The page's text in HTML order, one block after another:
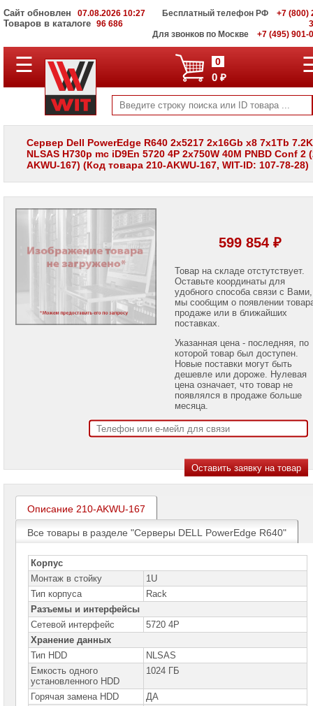
Сайт обновлен 07.08.2026 10:27
Товаров в каталоге 96 686
Бесплатный телефон РФ
+7 (800)
Для звонков по Москве
+7 (495) 901-
ПОЛНЫЙ
КАТАЛОГ
Корпоративные
серверы
WIT
Системы
хранения
данных
Мониторы
LCD
панели
проекторов
Принтеры
Серверы
Brand
Серверы
Huawei
Серверы
DELL
Серверы
DELL
PowerEdge
в
корпусе
Tower
☰ 0
0 ₽
Сервер Dell PowerEdge R640 2x5217 2x16Gb x8 7x1Tb
NLSAS H730p mc iD9En 5720 4P 2x750W 40M PNBD Conf 2
AKWU-167) (Код товара 210-AKWU-167, WIT-ID: 107-78-28)
599 854 ₽
Товар на складе отстутствует.
Оставьте координаты для
удобного способа связи с Вами,
мы сообщим о появлении
продаже или в ближайших
поставках.
Указанная цена - последняя, по
которой товар был доступен.
Новые поставки могут быть
дешевле или дороже. Нулевая
цена означает, что товар не
появлялся в продаже больше
месяца.
Описание 210-AKWU-167
Все товары в разделе "Серверы DELL PowerEdge R640"
Корпус
Монтаж в стойку
1U
Тип корпуса
Rack
Разъемы и интерфейсы
Сетевой интерфейс
5720 4P
Хранение данных
Тип HDD
NLSAS
Емкость одного
установленного HDD
1024 ГБ
Горячая замена HDD
ДА